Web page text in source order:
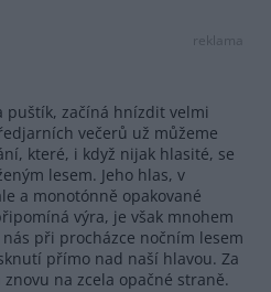
reklama
puštík, začíná hnízdit velmi
večerů už můžeme
které, i když nijak hlasité, se
lesem. Jeho hlas, v
a monotónně opakované
výra, je však mnohem
při procházce nočním lesem
přímo nad naší hlavou. Za
na zcela opačné straně.